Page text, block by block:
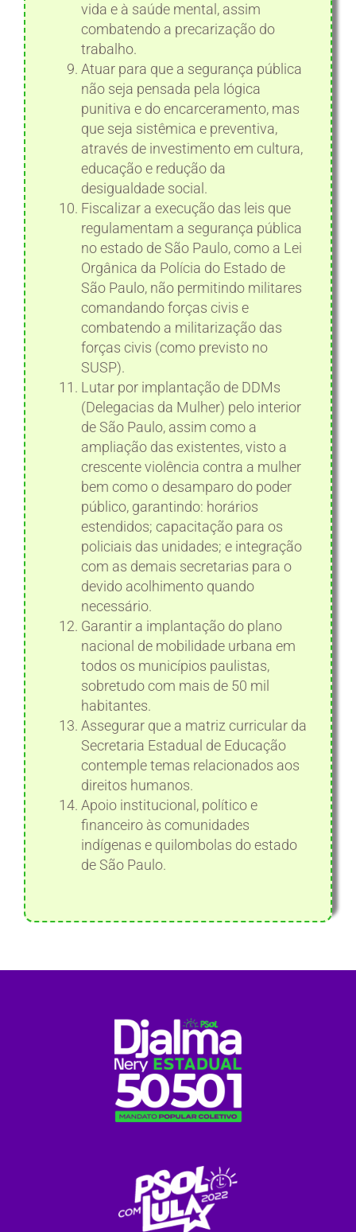
vida e à saúde mental, assim
combatendo a precarização do
trabalho.
Atuar para que a segurança pública
não seja pensada pela lógica
punitiva e do encarceramento, mas
que seja sistêmica e preventiva,
através de investimento em cultura,
educação e redução da
desigualdade social.
Fiscalizar a execução das leis que
regulamentam a segurança pública
no estado de São Paulo, como a Lei
Orgânica da Polícia do Estado de
São Paulo, não permitindo militares
comandando forças civis e
combatendo a militarização das
forças civis (como previsto no
SUSP).
Lutar por implantação de DDMs
(Delegacias da Mulher) pelo interior
de São Paulo, assim como a
ampliação das existentes, visto a
crescente violência contra a mulher
bem como o desamparo do poder
público, garantindo: horários
estendidos; capacitação para os
policiais das unidades; e integração
com as demais secretarias para o
devido acolhimento quando
necessário.
Garantir a implantação do plano
nacional de mobilidade urbana em
todos os municípios paulistas,
sobretudo com mais de 50 mil
habitantes.
Assegurar que a matriz curricular da
Secretaria Estadual de Educação
contemple temas relacionados aos
direitos humanos.
Apoio institucional, político e
financeiro às comunidades
indígenas e quilombolas do estado
de São Paulo.